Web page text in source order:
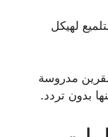
لهيكل
مدروسة
بدون تردد.